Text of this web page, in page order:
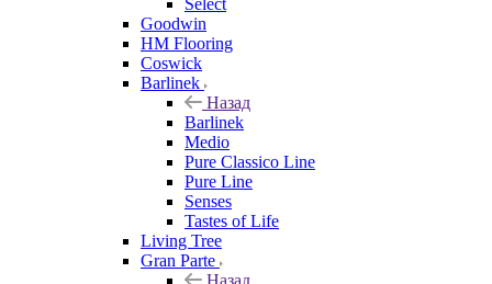
Select
Goodwin
HM Flooring
Coswick
Barlinek
Назад
Barlinek
Medio
Pure Classico Line
Pure Line
Senses
Tastes of Life
Living Tree
Gran Parte
Назад